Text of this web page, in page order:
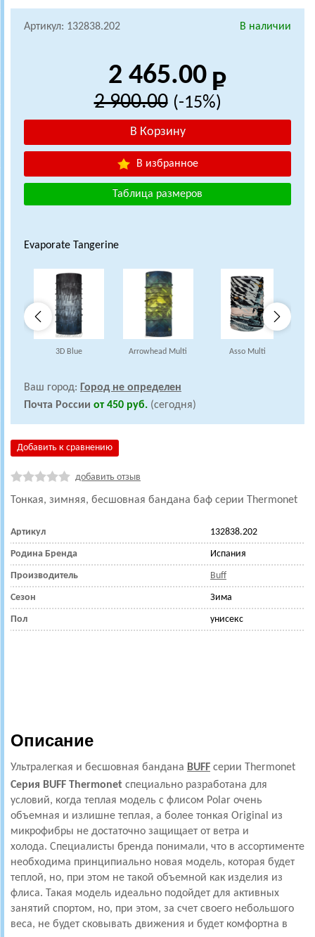
Артикул: 132838.202 В наличии
2 465.00
2 900.00 (-15%)
В избранное
Таблица размеров
Evaporate Tangerine
3D Blue Arrowhead Multi Asso Multi
Ваш город: Город не определен
Почта России от 450 руб. (сегодня)
Добавить к сравнению
добавить отзыв
Тонкая, зимняя, бесшовная бандана баф серии Thermonet
Артикул 132838.202
Родина Бренда Испания
Производитель Buff
Сезон Зима
Пол унисекс
Описание
Ультралегкая и бесшовная бандана BUFF серии Thermonet
Серия BUFF Thermonet специально разработана для
условий, когда теплая модель с флисом Polar очень
объемная и излишне теплая, а более тонкая Original из
микрофибры не достаточно защищает от ветра и
холода. Специалисты бренда понимали, что в ассортименте
необходима принципиально новая модель, которая будет
теплой, но, при этом не такой объемной как изделия из
флиса. Такая модель идеально подойдет для активных
занятий спортом, но, при этом, за счет своего небольшого
веса, не будет сковывать движения и будет комфортна в